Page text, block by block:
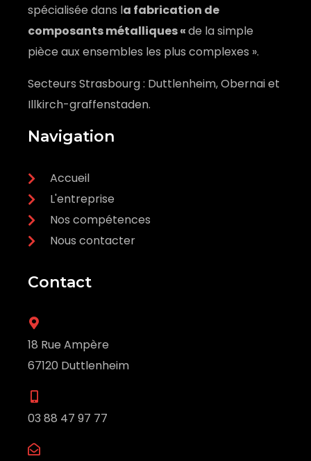
spécialisée dans la fabrication de
composants métalliques «de la simple
pièce aux ensembles les plus complexes ».
Secteurs Strasbourg : Duttlenheim, Obernai et
Illkirch-graffenstaden.
Navigation
Accueil
L'entreprise
Nos compétences
Nous contacter
Contact
18 Rue Ampère
67120 Duttlenheim
03 88 47 97 77